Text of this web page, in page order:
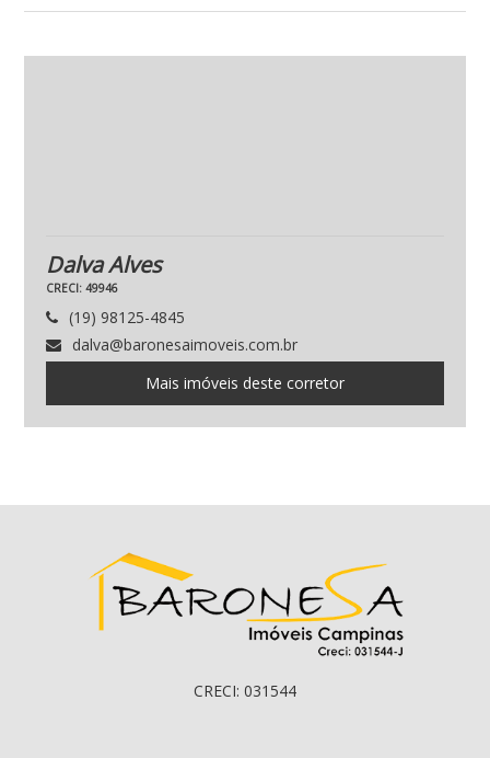
Dalva Alves
CRECI: 49946
(19) 98125-4845
dalva@baronesaimoveis.com.br
Mais imóveis deste corretor
CRECI: 031544